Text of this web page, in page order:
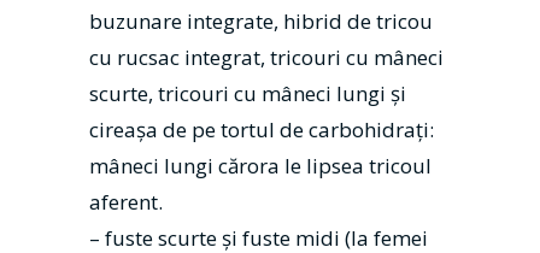
buzunare integrate, hibrid de tricou
cu rucsac integrat, tricouri cu mâneci
scurte, tricouri cu mâneci lungi și
cireașa de pe tortul de carbohidrați:
mâneci lungi cărora le lipsea tricoul
aferent.
– fuste scurte și fuste midi (la femei